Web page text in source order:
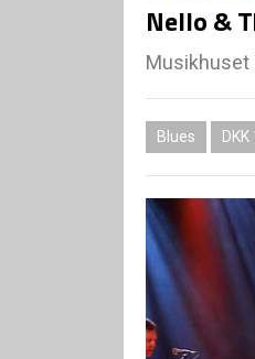
Nello &
Musikhuset
Blues DKK